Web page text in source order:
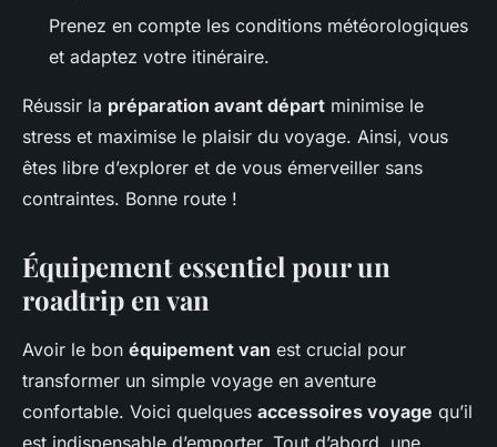
Prenez en compte les conditions météorologiques
et adaptez votre itinéraire.
Réussir la préparation avant départ minimise le
stress et maximise le plaisir du voyage. Ainsi, vous
êtes libre d’explorer et de vous émerveiller sans
contraintes. Bonne route !
Équipement essentiel pour un
roadtrip en van
Avoir le bon équipement van est crucial pour
transformer un simple voyage en aventure
confortable. Voici quelques accessoires voyage qu’il
est indispensable d’emporter. Tout d’abord, une